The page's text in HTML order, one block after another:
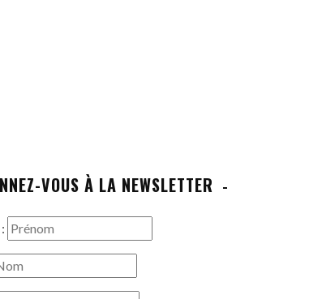
VOUS À LA NEWSLETTER